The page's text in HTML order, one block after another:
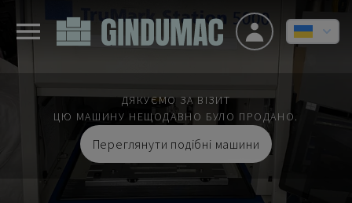
ДЯКУЄМО ЗА ВІЗИТ
ЦЮ МАШИНУ НЕЩОДАВНО БУЛО ПРОДАНО.
Переглянути подібні машини